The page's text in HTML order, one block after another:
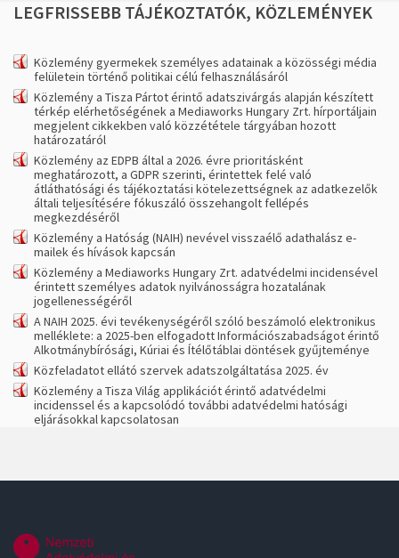
LEGFRISSEBB TÁJÉKOZTATÓK, KÖZLEMÉNYEK
Közlemény gyermekek személyes adatainak a közösségi média
felületein történő politikai célú felhasználásáról
Közlemény a Tisza Pártot érintő adatszivárgás alapján készített
térkép elérhetőségének a Mediaworks Hungary Zrt. hírportáljain
megjelent cikkekben való közzététele tárgyában hozott
határozatáról
Közlemény az EDPB által a 2026. évre prioritásként
meghatározott, a GDPR szerinti, érintettek felé való
átláthatósági és tájékoztatási kötelezettségnek az adatkezelők
általi teljesítésére fókuszáló összehangolt fellépés
megkezdéséről
Közlemény a Hatóság (NAIH) nevével visszaélő adathalász e-
mailek és hívások kapcsán
Közlemény a Mediaworks Hungary Zrt. adatvédelmi incidensével
érintett személyes adatok nyilvánosságra hozatalának
jogellenességéről
A NAIH 2025. évi tevékenységéről szóló beszámoló elektronikus
melléklete: a 2025-ben elfogadott Információszabadságot érintő
Alkotmánybírósági, Kúriai és Ítélőtáblai döntések gyűjteménye
Közfeladatot ellátó szervek adatszolgáltatása 2025. év
Közlemény a Tisza Világ applikációt érintő adatvédelmi
incidenssel és a kapcsolódó további adatvédelmi hatósági
eljárásokkal kapcsolatosan